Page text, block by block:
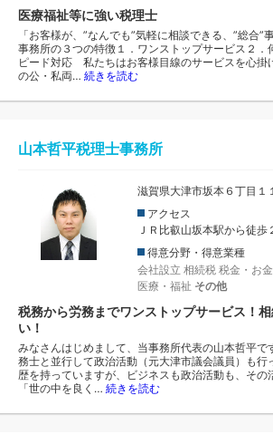
医療福祉等に強い税理士
「お客様が、”なんでも”気軽に相談できる、”総合”
事務所の３つの特徴１．ワンストップサービス２．
ピード対応 私たちはお客様目線のサービスを心
の公・私両… 続きを読む
山本哲平税理士事務所
滋賀県大津市坂本６丁目１
アクセス
ＪＲ比叡山坂本駅から徒
得意分野・得意業種
会社設立 相続税 税金・お金
医療・福祉 その他
税務から労務までワンストップサービス！
い！
みなさんはじめまして、当事務所代表の山本哲平で
務士と並行して政治活動（元大津市議会議員）も行
歴を持っていますが、ビジネスも政治活動も、その
「世の中を良く… 続きを読む